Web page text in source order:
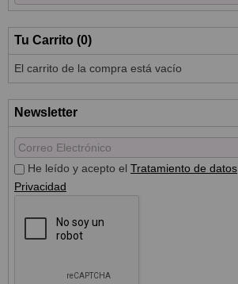
Tu Carrito (0)
El carrito de la compra está vacío
Newsletter
He leído y acepto el Tratamiento de datos
Privacidad